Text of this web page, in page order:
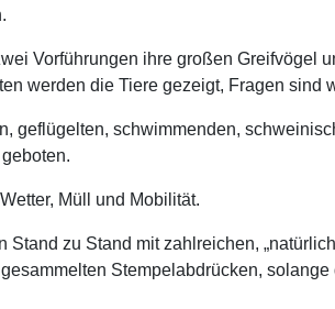
Vorführungen ihre großen Greifvögel
werden die Tiere gezeigt, Fragen sind
geflügelten, schwimmenden,
Müll und Mobilität.
zu Stand mit zahlreichen,
Stempelabdrücken, solange